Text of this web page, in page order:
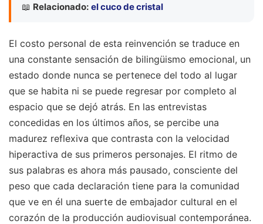
📖 Relacionado: el cuco de cristal
El costo personal de esta reinvención se traduce en
una constante sensación de bilingüismo emocional, un
estado donde nunca se pertenece del todo al lugar
que se habita ni se puede regresar por completo al
espacio que se dejó atrás. En las entrevistas
concedidas en los últimos años, se percibe una
madurez reflexiva que contrasta con la velocidad
hiperactiva de sus primeros personajes. El ritmo de
sus palabras es ahora más pausado, consciente del
peso que cada declaración tiene para la comunidad
que ve en él una suerte de embajador cultural en el
corazón de la producción audiovisual contemporánea.